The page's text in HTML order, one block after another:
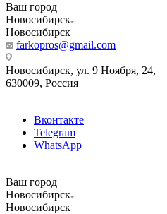
Ваш город
Новосибирск
Новосибирск
farkopros@gmail.com
Новосибирск, ул. 9 Ноября, 24,
630009, Россия
Вконтакте
Telegram
WhatsApp
Ваш город
Новосибирск
Новосибирск